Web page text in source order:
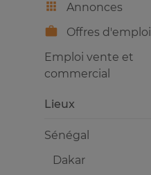
Annonces
Offres d'emploi
Emploi vente et
commercial
Lieux
Sénégal
Dakar